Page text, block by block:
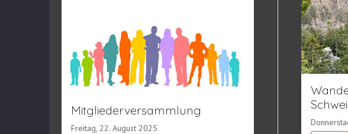
Mitgliederversammlung
Freitag, 22. August 2025